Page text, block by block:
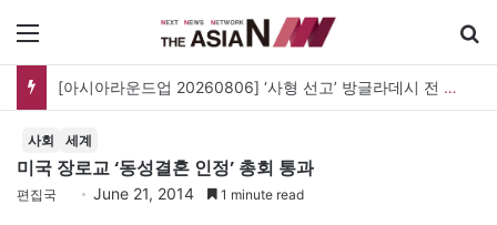
[아시아라운드업 20260806] ‘사형 선고’ 방글라데시 전 총리, 도피국 인도서 연설
사회 세계
미국 장로교 ‘동성결혼 인정’ 총회 통과
편집국 June 21, 2014 1 minute read